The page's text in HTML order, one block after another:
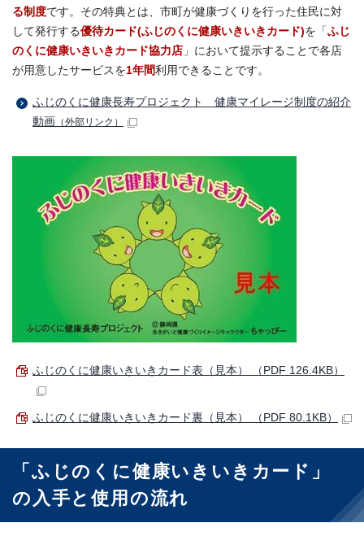
る制度です。その特典とは、市町が健康づくりを行った住民に対
して発行する優待カード(ふじのくに健康いきいきカード)を「 ふじ
のくに健康いきいきカード協力店 」において提示することで各店
が用意したサービスを1年間利用できることです。
ふじのくに健康長寿プロジェクト 健康マイレージ制度の紹介
動画 （外部リンク）
ふじのくに健康いきいきカード表（見本） （PDF 126.4KB）
ふじのくに健康いきいきカード裏（見本） （PDF 80.1KB）
「ふじのくに健康いきいきカード」
の入手と使用の流れ